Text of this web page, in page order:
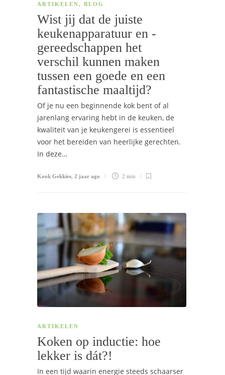
ARTIKELEN, BLOG
Wist jij dat de juiste
keukenapparatuur en -
gereedschappen het
verschil kunnen maken
tussen een goede en een
fantastische maaltijd?
Of je nu een beginnende kok bent of al
jarenlang ervaring hebt in de keuken, de
kwaliteit van je keukengerei is essentieel
voor het bereiden van heerlijke gerechten.
In deze…
Kook Gekkies 2 jaar ago 2 min
ARTIKELEN
Koken op inductie: hoe
lekker is dát?!
In een tijd waarin energie steeds schaarser